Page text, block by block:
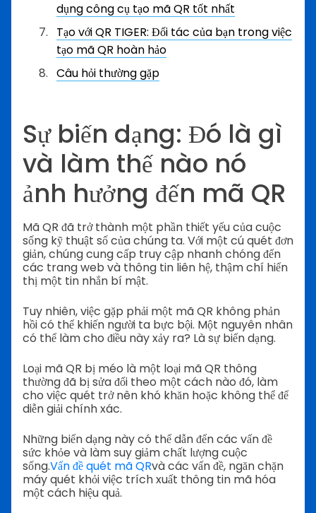
dụng công cụ tạo mã QR tốt nhất
Tạo với QR TIGER: Đối tác của bạn trong việc
tạo mã QR hoàn hảo
Câu hỏi thường gặp
Sự biến dạng: Đó là gì
và làm thế nào nó
ảnh hưởng đến mã QR
Mã QR đã trở thành một phần thiết yếu của cuộc
sống kỹ thuật số của chúng ta. Với một cú quét đơn
giản, chúng cung cấp truy cập nhanh chóng đến
các trang web và thông tin liên hệ, thậm chí hiển
thị một tin nhắn bí mật.
Tuy nhiên, việc gặp phải một mã QR không phản
hồi có thể khiến người ta bực bội. Một nguyên nhân
có thể làm cho điều này xảy ra? Là sự biến dạng.
Loại mã QR bị méo là một loại mã QR thông
thường đã bị sửa đổi theo một cách nào đó, làm
cho việc quét trở nên khó khăn hoặc không thể để
diễn giải chính xác.
Những biến dạng này có thể dẫn đến các vấn đề
sức khỏe và làm suy giảm chất lượng cuộc
sống.Vấn đề quét mã QRvà các vấn đề, ngăn chặn
máy quét khỏi việc trích xuất thông tin mã hóa
một cách hiệu quả.